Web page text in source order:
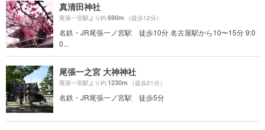
真清田神社
尾張一宮駅より約690m （徒歩12分）
名鉄・JR尾張一ノ宮駅 徒歩10分 名古屋駅から10〜15分 9:0
0...
尾張一之宮 大神神社
尾張一宮駅より約1230m （徒歩21分）
名鉄・JR尾張一ノ宮駅 徒歩5分